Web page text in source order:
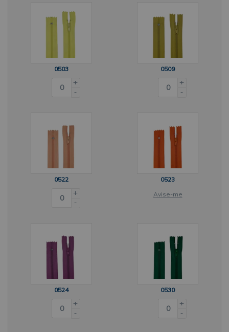
0503
+
-
0509
+
-
0522
+
-
0523
Avise-me
0524
+
-
0530
+
-